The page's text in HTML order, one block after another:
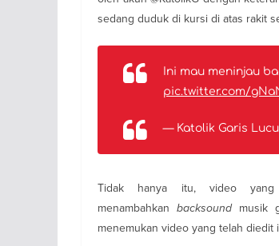
sedang duduk di kursi di atas rakit
Ini mau meninjau
pic.twitter.com/
— Katolik Garis Lucu
Tidak hanya itu, video
menambahkan backsound musik
menemukan video yang telah diedit